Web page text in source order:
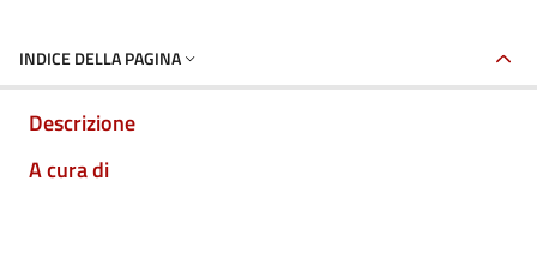
INDICE DELLA PAGINA
Descrizione
A cura di